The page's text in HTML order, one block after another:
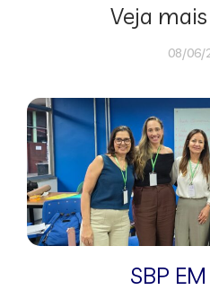
Veja
08/06/
SBP